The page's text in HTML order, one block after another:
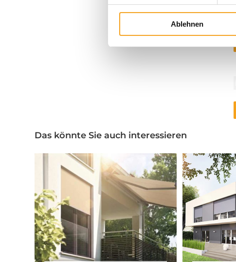
Ablehnen
Das könnte Sie auch interessieren